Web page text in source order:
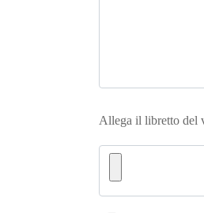
Allega il libretto del